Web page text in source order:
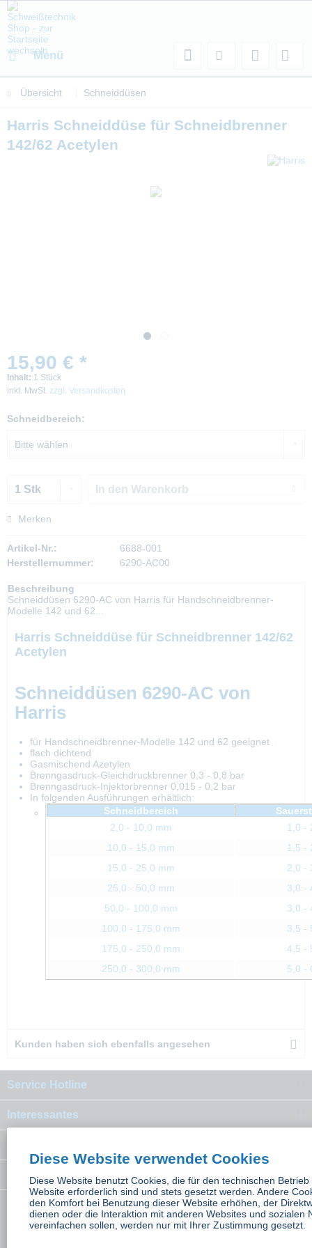
Menü
Übersicht Schneiddüsen
Harris Schneiddüse für Schneidbrenner
142/62 Acetylen
15,90 € *
Inhalt: 1 Stück
inkl. MwSt. zzgl. Versandkosten
Schneidbereich:
In den Warenkorb
Merken
Artikel-Nr.:
6688-001
Herstellernummer:
6290-AC00
Beschreibung
Schneiddüsen 6290-AC von Harris für Handschneidbrenner-
Modelle 142 und 62...
Harris Schneiddüse für Schneidbrenner 142/62
Acetylen
Schneiddüsen 6290-AC von
Harris
für Handschneidbrenner-Modelle 142 und 62 geeignet
flach dichtend
Gasmischend Azetylen
Brenngasdruck-Gleichdruckbrenner 0,3 - 0,8 bar
Brenngasdruck-Injektorbrenner 0,015 - 0,2 bar
In folgenden Ausführungen erhältlich:
Schneidbereich
2,0 - 10,0 mm
1,0 -
10,0 - 15,0 mm
1,5 -
15,0 - 25,0 mm
2,0 -
25,0 - 50,0 mm
3,0 -
50,0 - 100,0 mm
3,0 -
100,0 - 175,0 mm
3,5 -
175,0 - 250,0 mm
4,5 -
250,0 - 300,0 mm
5,0 -
Kunden haben sich ebenfalls angesehen
Service Hotline
Interessantes
Newsletter
* Alle Preise inkl. gesetzl. Mehrwertsteuer zzgl.Versandkostenwenn nicht
anders beschrieben
Diese Website verwendet Cookies
Diese Website benutzt Cookies, die für den technischen Betrieb
Website erforderlich sind und stets gesetzt werden. Andere
den Komfort bei Benutzung dieser Website erhöhen, der
dienen oder die Interaktion mit anderen Websites und sozialen
vereinfachen sollen, werden nur mit Ihrer Zustimmung gesetzt.